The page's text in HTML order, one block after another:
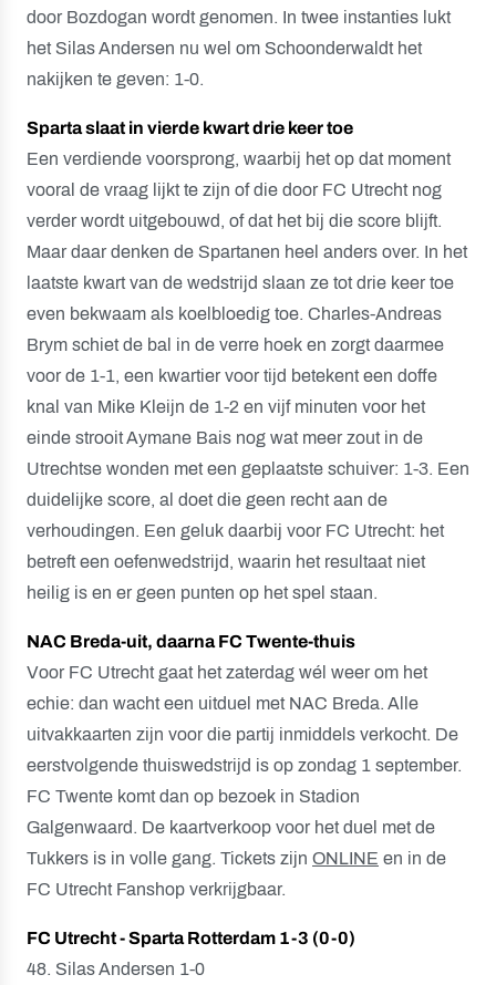
door Bozdogan wordt genomen. In twee instanties lukt
het Silas Andersen nu wel om Schoonderwaldt het
nakijken te geven: 1-0.
Sparta slaat in vierde kwart drie keer toe
Een verdiende voorsprong, waarbij het op dat moment
vooral de vraag lijkt te zijn of die door FC Utrecht nog
verder wordt uitgebouwd, of dat het bij die score blijft.
Maar daar denken de Spartanen heel anders over. In het
laatste kwart van de wedstrijd slaan ze tot drie keer toe
even bekwaam als koelbloedig toe. Charles-Andreas
Brym schiet de bal in de verre hoek en zorgt daarmee
voor de 1-1, een kwartier voor tijd betekent een doffe
knal van Mike Kleijn de 1-2 en vijf minuten voor het
einde strooit Aymane Bais nog wat meer zout in de
Utrechtse wonden met een geplaatste schuiver: 1-3. Een
duidelijke score, al doet die geen recht aan de
verhoudingen. Een geluk daarbij voor FC Utrecht: het
betreft een oefenwedstrijd, waarin het resultaat niet
heilig is en er geen punten op het spel staan.
NAC Breda-uit, daarna FC Twente-thuis
Voor FC Utrecht gaat het zaterdag wél weer om het
echie: dan wacht een uitduel met NAC Breda. Alle
uitvakkaarten zijn voor die partij inmiddels verkocht. De
eerstvolgende thuiswedstrijd is op zondag 1 september.
FC Twente komt dan op bezoek in Stadion
Galgenwaard. De kaartverkoop voor het duel met de
Tukkers is in volle gang. Tickets zijn ONLINE en in de
FC Utrecht Fanshop verkrijgbaar.
FC Utrecht - Sparta Rotterdam 1-3 (0-0)
48. Silas Andersen 1-0